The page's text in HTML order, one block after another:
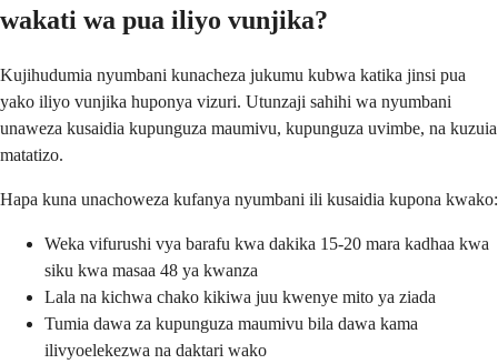
wakati wa pua iliyo vunjika?
Kujihudumia nyumbani kunacheza jukumu kubwa katika jinsi pua
yako iliyo vunjika huponya vizuri. Utunzaji sahihi wa nyumbani
unaweza kusaidia kupunguza maumivu, kupunguza uvimbe, na kuzuia
matatizo.
Hapa kuna unachoweza kufanya nyumbani ili kusaidia kupona kwako:
Weka vifurushi vya barafu kwa dakika 15-20 mara kadhaa kwa
siku kwa masaa 48 ya kwanza
Lala na kichwa chako kikiwa juu kwenye mito ya ziada
Tumia dawa za kupunguza maumivu bila dawa kama
ilivyoelekezwa na daktari wako